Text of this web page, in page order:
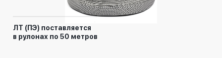
ЛТ (ПЭ) поставляется
в рулонах по 50 метров